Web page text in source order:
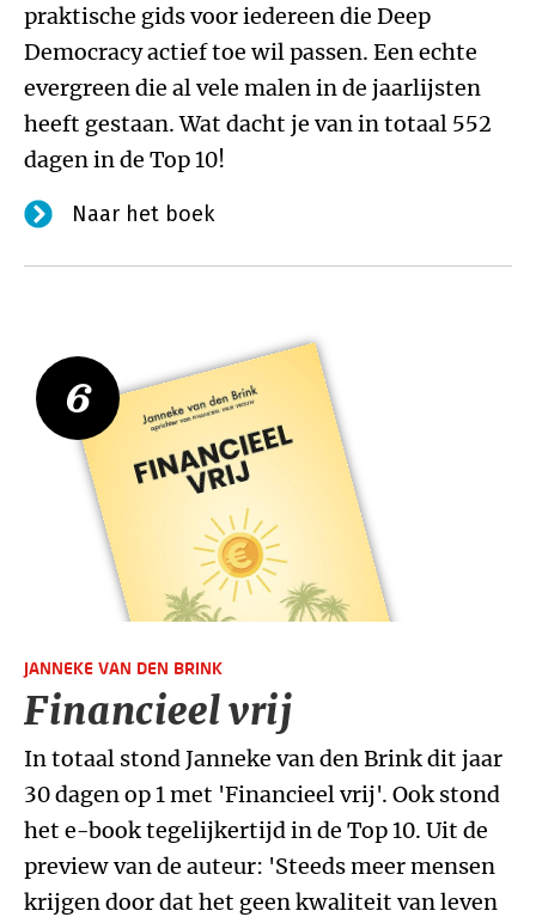
praktische gids voor iedereen die Deep
Democracy actief toe wil passen. Een echte
evergreen die al vele malen in de jaarlijsten
heeft gestaan. Wat dacht je van in totaal 552
dagen in de Top 10!
Naar het boek
JANNEKE VAN DEN BRINK
Financieel vrij
In totaal stond Janneke van den Brink dit jaar
30 dagen op 1 met 'Financieel vrij'. Ook stond
het e-book tegelijkertijd in de Top 10. Uit de
preview van de auteur: 'Steeds meer mensen
krijgen door dat het geen kwaliteit van leven
6